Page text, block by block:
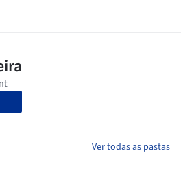
Ver todas as pastas